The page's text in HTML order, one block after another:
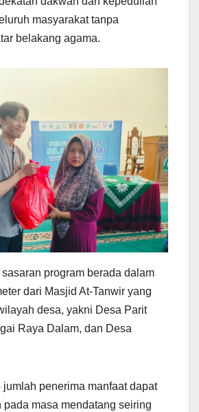
masyarakat tanpa
belakang agama.
sasaran program berada dalam
dari Masjid At-Tanwir yang
desa, yakni Desa Parit
Raya Dalam, dan Desa
jumlah penerima manfaat dapat
pada masa mendatang seiring